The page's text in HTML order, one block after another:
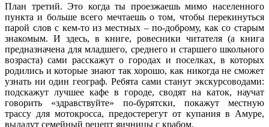
План третий. Это когда ты проезжаешь мимо населенного
пункта и больше всего мечтаешь о том, чтобы перекинуться
парой слов с кем-то из местных – по-доброму, как со старым
знакомым. И здесь, в книге, ровесники читателя (а книга
предназначена для младшего, среднего и старшего школьного
возраста) сами расскажут о городах и поселках, в которых
родились и которые знают так хорошо, как никогда не сможет
узнать ни один географ. Ребята сами станут экскурсоводами:
подскажут лучшее кафе в городе, сводят на каток, научат
говорить «здравствуйте» по-бурятски, покажут местную
трассу для мотокросса, предостерегут от купания в Амуре,
выдадут семейный рецепт яичницы с крабом.